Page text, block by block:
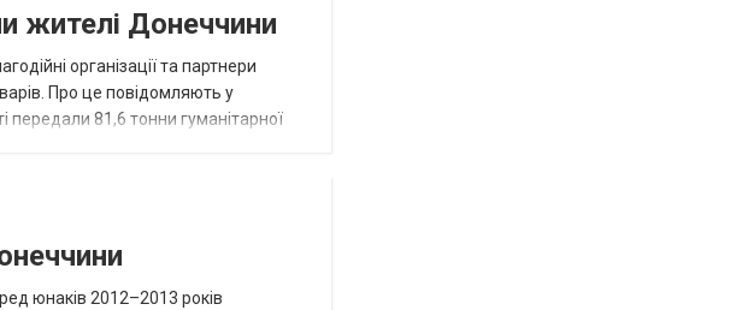
жителі Донеччини
організації та партнери
Про це повідомляють у
передали 81,6 тонни гуманітарної
юнаків 2012–2013 років